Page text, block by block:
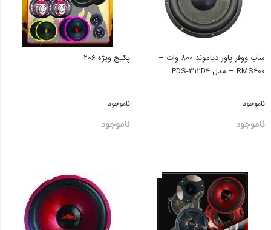
ساب ووفر پاور دیاموند 800 وات –
RMS400 – مدل PDS-312D4
ناموجود
ناموجود
پکیج ویژه 206
ناموجود
ناموجود